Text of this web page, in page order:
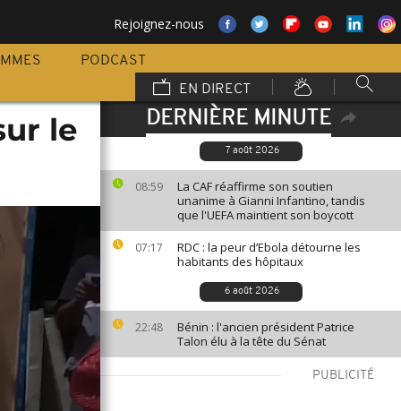
Rejoignez-nous
PODCAST
EN DIRECT
DERNIÈRE MINUTE
7 août 2026
08:59
La CAF réaffirme son soutien
unanime à Gianni Infantino, tandis
que l'UEFA maintient son boycott
07:17
RDC : la peur d’Ebola détourne les
habitants des hôpitaux
6 août 2026
22:48
Bénin : l'ancien président Patrice
Talon élu à la tête du Sénat
PUBLICITÉ
le